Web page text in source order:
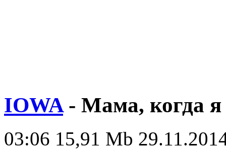
IOWA- Мама, когда я
03:06 15,91 Mb